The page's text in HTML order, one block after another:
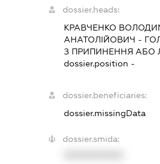
dossier.heads:
КРАВЧЕНКО
АНАТОЛІЙОВИЧ -
З ПРИПИНЕННЯ АБО
dossier.position -
dossier.beneficiaries:
dossier.missingData
dossier.smida: